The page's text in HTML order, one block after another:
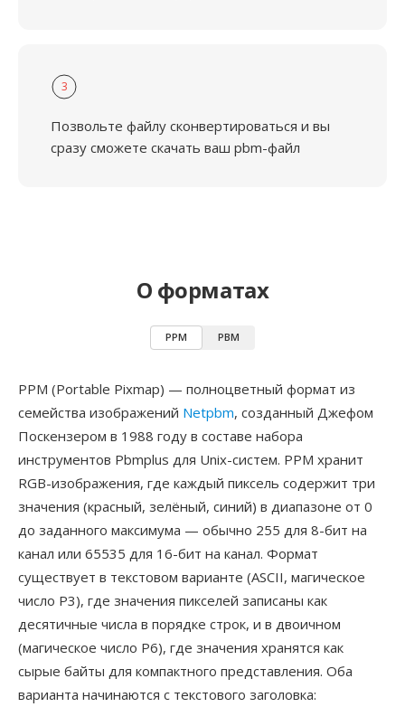
3
Позвольте файлу сконвертироваться и вы
сразу сможете скачать ваш pbm-файл
О форматах
PPM PBM
PPM (Portable Pixmap) — полноцветный формат из
семейства изображений Netpbm, созданный Джефом
Поскензером в 1988 году в составе набора
инструментов Pbmplus для Unix-систем. PPM хранит
RGB-изображения, где каждый пиксель содержит три
значения (красный, зелёный, синий) в диапазоне от 0
до заданного максимума — обычно 255 для 8-бит на
канал или 65535 для 16-бит на канал. Формат
существует в текстовом варианте (ASCII, магическое
число P3), где значения пикселей записаны как
десятичные числа в порядке строк, и в двоичном
(магическое число P6), где значения хранятся как
сырые байты для компактного представления. Оба
варианта начинаются с текстового заголовка: